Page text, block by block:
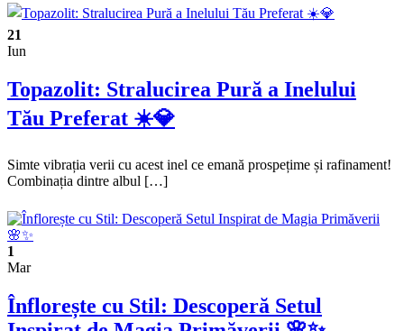
21
Iun
Topazolit: Stralucirea Pură a Inelului
Tău Preferat ☀️💎
Simte vibrația verii cu acest inel ce emană prospețime și rafinament!
Combinația dintre albul […]
1
Mar
Înflorește cu Stil: Descoperă Setul